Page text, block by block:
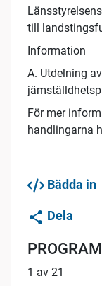
till
Information
A. Utdelning
För mer
handlingarna
Bädda in
Dela
PROGRAM
1 av 21